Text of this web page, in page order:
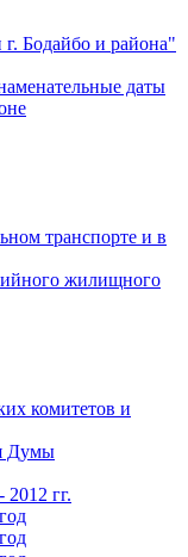
Бодайбо и района"
даты
транспорте и в
жилищного
комитетов и
Думы
гг.